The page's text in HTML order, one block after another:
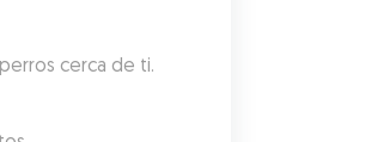
cerca de ti.